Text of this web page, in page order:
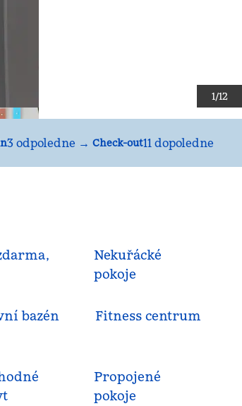
1/12
3 odpoledne → Check-out11 dopoledne
Nekuřácké
pokoje
bazén Fitness centrum
Propojené
pokoje